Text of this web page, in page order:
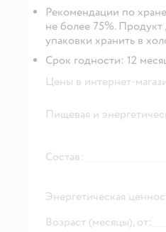
Рекомендации по
не более 75%.
упаковки хранить в
Срок годности: 12
Цены в интернет-
Пищевая и
Состав:
Энергетическая
Возраст (месяцы), от: